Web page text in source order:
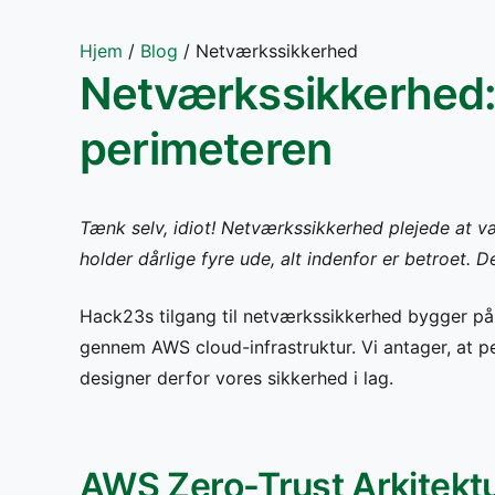
Hjem / Blog / Netværkssikkerhed
perimeteren
Tænk selv, idiot! Netværkssikkerhed plejede at
holder dårlige fyre ude, alt indenfor er betroet.
Hack23s tilgang til netværkssikkerhed bygger
gennem AWS cloud-infrastruktur. Vi antager, at
designer derfor vores sikkerhed i lag.
AWS Zero-Trust